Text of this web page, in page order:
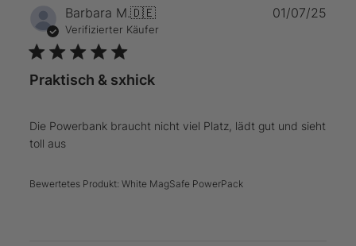
Barbara M.🇩🇪
Verifizierter Käufer
Praktisch & sxhick
Die Powerbank braucht nicht viel Platz, lädt gut und sieht
toll aus
Bewertetes Produkt: White MagSafe PowerPack
01/07/25